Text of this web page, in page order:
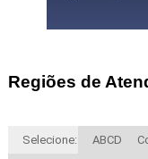
Regiões de
Selecione: ABCD